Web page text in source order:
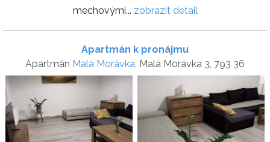
mechovými... zobrazit detail
Apartmán k pronájmu
Apartmán Malá Morávka , Malá Morávka 3, 793 36